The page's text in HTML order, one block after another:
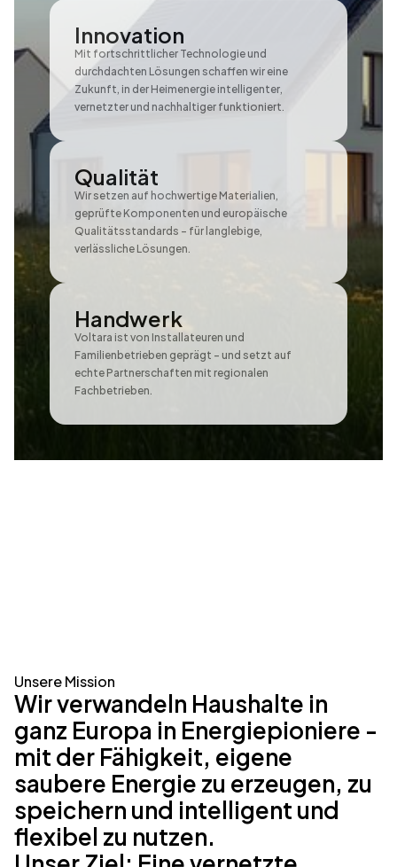
Innovation
Mit fortschrittlicher Technologie und
durchdachten Lösungen schaffen wir eine
Zukunft, in der Heimenergie intelligenter,
vernetzter und nachhaltiger funktioniert.
Qualität
Wir setzen auf hochwertige Materialien,
geprüfte Komponenten und europäische
Qualitätsstandards - für langlebige,
verlässliche Lösungen.
Handwerk
Voltara ist von Installateuren und
Familienbetrieben geprägt - und setzt auf
echte Partnerschaften mit regionalen
Fachbetrieben.
Unsere Mission
Wir verwandeln Haushalte in
ganz Europa in Energiepioniere -
mit der Fähigkeit, eigene
saubere Energie zu erzeugen, zu
speichern und intelligent und
flexibel zu nutzen.